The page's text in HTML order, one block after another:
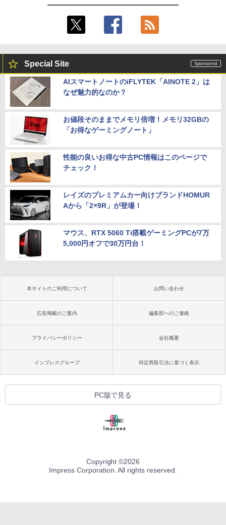
Special Site
AIスマートノートのiFLYTEK「AINOTE 2」は
なぜ魅力的なのか？
お値段そのままでメモリ倍増！メモリ32GBの
「お得なゲーミングノート」
性能の良いお得な中古PC情報はこのページで
チェック！
レイズのプレミアムカー向けブランドHOMUR
Aから「2×9R」が登場！
マウス、RTX 5060 Ti搭載ゲーミングPCが7万
5,000円オフで30万円台！
本サイトのご利用について お問い合わせ
広告掲載のご案内 編集部へのご連絡
プライバシーポリシー 会社概要
インプレスグループ 特定商取引法に基づく表示
PC版で見る
Copyright ©2026
Impress Corporation. All rights reserved.